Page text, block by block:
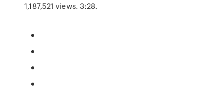
1,187,521 views. 3:28.